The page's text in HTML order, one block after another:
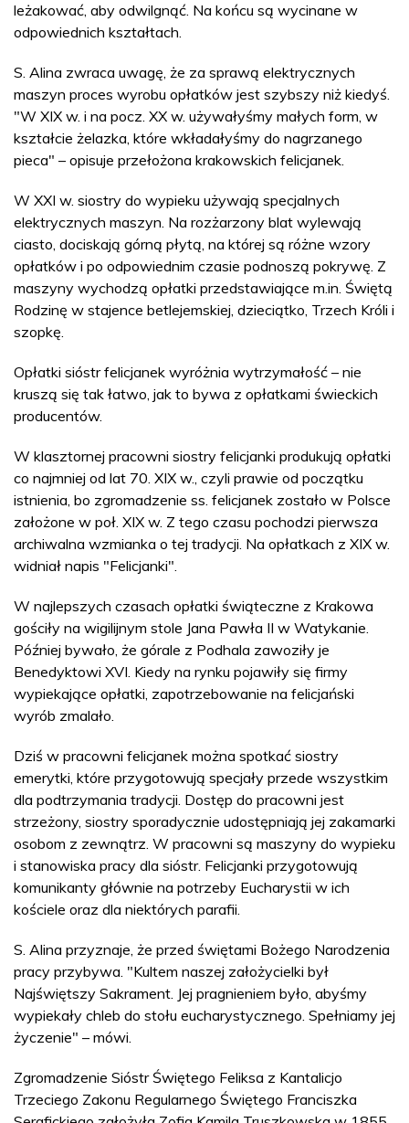
leżakować, aby odwilgnąć. Na końcu są wycinane w
odpowiednich kształtach.
S. Alina zwraca uwagę, że za sprawą elektrycznych
maszyn proces wyrobu opłatków jest szybszy niż kiedyś.
"W XIX w. i na pocz. XX w. używałyśmy małych form, w
kształcie żelazka, które wkładałyśmy do nagrzanego
pieca" – opisuje przełożona krakowskich felicjanek.
W XXI w. siostry do wypieku używają specjalnych
elektrycznych maszyn. Na rozżarzony blat wylewają
ciasto, dociskają górną płytą, na której są różne wzory
opłatków i po odpowiednim czasie podnoszą pokrywę. Z
maszyny wychodzą opłatki przedstawiające m.in. Świętą
Rodzinę w stajence betlejemskiej, dzieciątko, Trzech Króli i
szopkę.
Opłatki sióstr felicjanek wyróżnia wytrzymałość – nie
kruszą się tak łatwo, jak to bywa z opłatkami świeckich
producentów.
W klasztornej pracowni siostry felicjanki produkują opłatki
co najmniej od lat 70. XIX w., czyli prawie od początku
istnienia, bo zgromadzenie ss. felicjanek zostało w Polsce
założone w poł. XIX w. Z tego czasu pochodzi pierwsza
archiwalna wzmianka o tej tradycji. Na opłatkach z XIX w.
widniał napis "Felicjanki".
W najlepszych czasach opłatki świąteczne z Krakowa
gościły na wigilijnym stole Jana Pawła II w Watykanie.
Później bywało, że górale z Podhala zawoziły je
Benedyktowi XVI. Kiedy na rynku pojawiły się firmy
wypiekające opłatki, zapotrzebowanie na felicjański
wyrób zmalało.
Dziś w pracowni felicjanek można spotkać siostry
emerytki, które przygotowują specjały przede wszystkim
dla podtrzymania tradycji. Dostęp do pracowni jest
strzeżony, siostry sporadycznie udostępniają jej zakamarki
osobom z zewnątrz. W pracowni są maszyny do wypieku
i stanowiska pracy dla sióstr. Felicjanki przygotowują
komunikanty głównie na potrzeby Eucharystii w ich
kościele oraz dla niektórych parafii.
S. Alina przyznaje, że przed świętami Bożego Narodzenia
pracy przybywa. "Kultem naszej założycielki był
Najświętszy Sakrament. Jej pragnieniem było, abyśmy
wypiekały chleb do stołu eucharystycznego. Spełniamy jej
życzenie" – mówi.
Zgromadzenie Sióstr Świętego Feliksa z Kantalicjo
Trzeciego Zakonu Regularnego Świętego Franciszka